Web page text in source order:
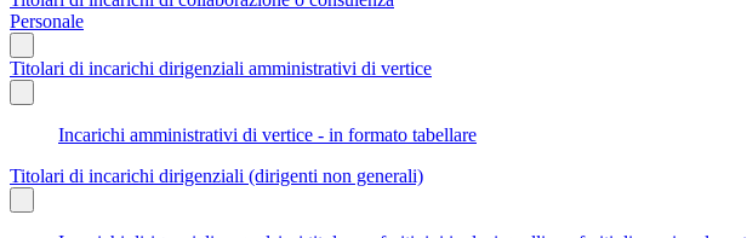
Personale
Titolari di incarichi dirigenziali amministrativi di vertice
Incarichi amministrativi di vertice - in formato tabellare
Titolari di incarichi dirigenziali (dirigenti non generali)